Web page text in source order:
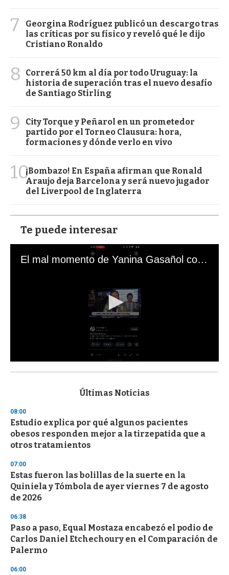
7
Georgina Rodríguez publicó un descargo tras
las críticas por su físico y reveló qué le dijo
Cristiano Ronaldo
8
Correrá 50 km al día por todo Uruguay: la
historia de superación tras el nuevo desafío
de Santiago Stirling
9
City Torque y Peñarol en un prometedor
partido por el Torneo Clausura: hora,
formaciones y dónde verlo en vivo
10¡Bombazo! En España afirman que Ronald
Araujo deja Barcelona y será nuevo jugador
del Liverpool de Inglaterra
Te puede interesar
El mal momento de Yanina Gasañol con un hincha argentino en "Subrayado"
s
d
s
o
f
3
s
e
c
o
n
Últimas Noticias
08:00
Estudio explica por qué algunos pacientes
obesos responden mejor a la tirzepatida que a
otros tratamientos
07:00
Estas fueron las bolillas de la suerte en la
Quiniela y Tómbola de ayer viernes 7 de agosto
de 2026
06:38
Paso a paso, Equal Mostaza encabezó el podio de
Carlos Daniel Etchechoury en el Comparación de
Palermo
06:00